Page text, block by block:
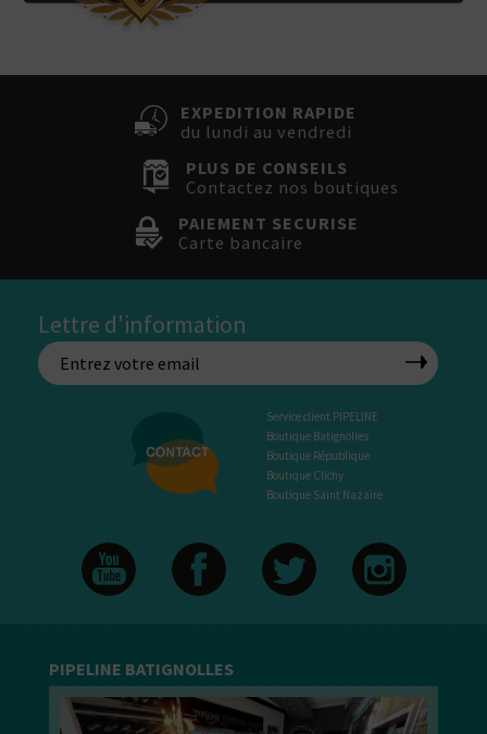
EXPEDITION RAPIDE
du lundi au vendredi
PLUS DE CONSEILS
Contactez nos boutiques
PAIEMENT SECURISE
Carte bancaire
Lettre d'information
Service client PIPELINE
Boutique Batignolles
Boutique République
Boutique Clichy
Boutique Saint Nazaire
PIPELINE BATIGNOLLES